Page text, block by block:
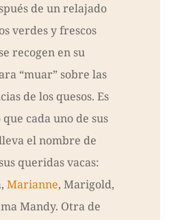
de un relajado
verdes y frescos
recogen en su
“muar” sobre las
de los quesos. Es
cada uno de sus
el nombre de
queridas vacas:
Marianne, Marigold,
Mandy. Otra de